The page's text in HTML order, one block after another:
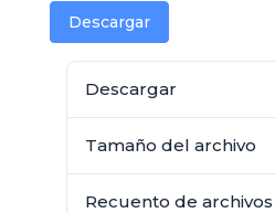
Descargar
Descargar
Tamaño del archivo
Recuento de archivos